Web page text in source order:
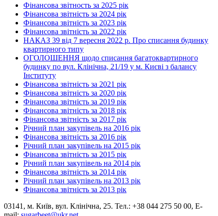
Фінансова звітность за 2025 рік
Фінансова звітність за 2024 рік
Фінансова звітність за 2023 рік
Фінансова звітність за 2022 рік
НАКАЗ 39 від 7 вересня 2022 р. Про списання будинку
квартирного типу
ОГОЛОШЕННЯ щодо списання багатоквартирного
будинку по вул. Клінічна, 21/19 у м. Києві з балансу
Інституту
Фінансова звітність за 2021 рік
Фінансова звітність за 2020 рік
Фінансова звітність за 2019 рік
Фінансова звітність за 2018 рік
Фінансова звітність за 2017 рік
Річний план закупівель на 2016 рік
Фінансова звітність за 2016 рік
Річний план закупівель на 2015 рік
Фінансова звітність за 2015 рік
Річний план закупівель на 2014 рік
Фінансова звітність за 2014 рік
Річний план закупівель на 2013 рік
Фінансова звітність за 2013 рік
03141, м. Київ, вул. Клінічна, 25. Тел.: +38 044 275 50 00, E-